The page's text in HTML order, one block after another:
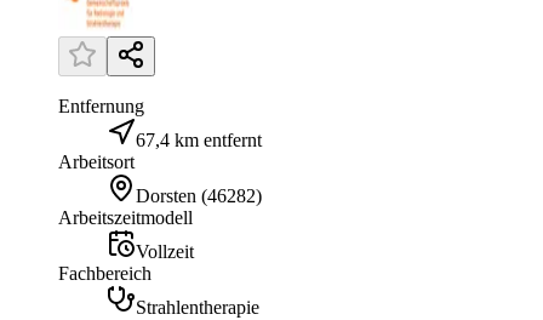
Entfernung
67,4 km entfernt
Arbeitsort
Dorsten (46282)
Arbeitszeitmodell
Vollzeit
Fachbereich
Strahlentherapie